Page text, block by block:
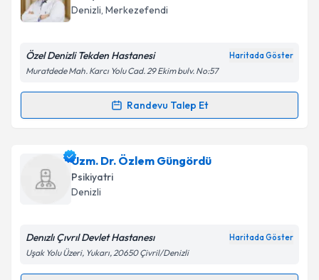
Takvim Talebini Gönder
için bir takvim hazırlandığında e-posta ile
bilgilendireceğiz.
Kişisel verilerimin işlenmesine ilişkinAydınlatma
kapsamda işlenmesini kabul ediyorum.
Denizli, Merkezefendi
Özel Denizli Tekden Hastanesi Haritada Göster
Muratdede Mah. Karcı Yolu Cad. 29 Ekim bulv. No:57
Randevu Talep Et
Randevu Takvimi Talebi
Uzm. Dr. Gökhan Bahtiyariçin randevu takvimi
talebi oluşturun. Size bu uzmandan randevu almanız
için bir takvim hazırlandığında e-posta ile
Uzm. Dr. Özlem Güngördü
Psikiyatri
Denizli
Denızlı Çıvrıl Devlet Hastanesı Haritada Göster
Uşak Yolu Üzeri, Yukarı, 20650 Çivril/Denizli